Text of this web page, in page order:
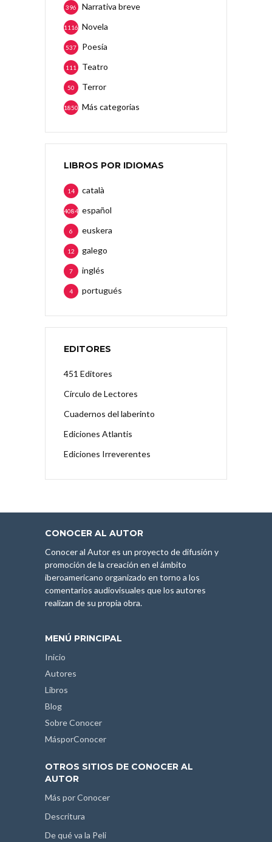
Narrativa breve
396
Novela
1116
Poesía
537
Teatro
111
Terror
50
Más categorias
1850
LIBROS POR IDIOMAS
català
14
español
4084
euskera
6
galego
12
inglés
7
portugués
4
EDITORES
451 Editores
Círculo de Lectores
Cuadernos del laberinto
Ediciones Atlantis
Ediciones Irreverentes
CONOCER AL AUTOR
Conocer al Autor es un proyecto de difusión y
promoción de la creación en el ámbito
iberoamericano organizado en torno a los
comentarios audiovisuales que los autores
realizan de su propia obra.
MENÚ PRINCIPAL
Inicio
Autores
Libros
Blog
Sobre Conocer
MásporConocer
OTROS SITIOS DE CONOCER AL
AUTOR
Más por Conocer
Descritura
De qué va la Peli